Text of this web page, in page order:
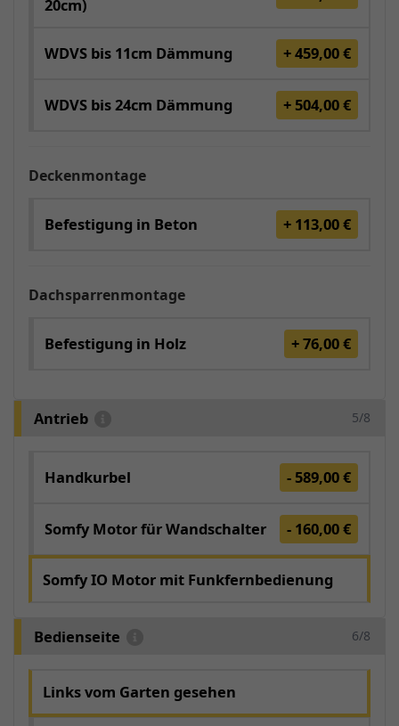
20cm)
WDVS bis 11cm Dämmung + 459,00 €
WDVS bis 24cm Dämmung + 504,00 €
Deckenmontage
Befestigung in Beton + 113,00 €
Dachsparrenmontage
Befestigung in Holz + 76,00 €
Antrieb 5/8
Handkurbel - 589,00 €
Somfy Motor für Wandschalter - 160,00 €
Somfy IO Motor mit Funkfernbedienung
Bedienseite 6/8
Links vom Garten gesehen